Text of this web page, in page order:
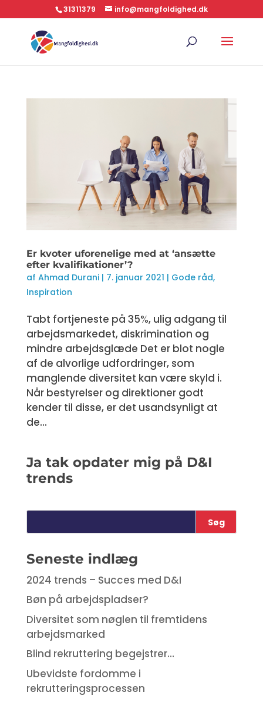
31311379 info@mangfoldighed.dk
Er kvoter uforenelige med at ‘ansætte
efter kvalifikationer’​?
af Ahmad Durani| 7. januar 2021 | Gode råd,
Inspiration
Tabt fortjeneste på 35%, ulig adgang til
arbejdsmarkedet, diskrimination og
mindre arbejdsglæde Det er blot nogle
af de alvorlige udfordringer, som
manglende diversitet kan være skyld i.
Når bestyrelser og direktioner godt
kender til disse, er det usandsynligt at
de...
Ja tak opdater mig på D&I
trends
Seneste indlæg
2024 trends – Succes med D&I
Bøn på arbejdspladser?
Diversitet som nøglen til fremtidens
arbejdsmarked
Blind rekruttering begejstrer…
Ubevidste fordomme i
rekrutteringsprocessen